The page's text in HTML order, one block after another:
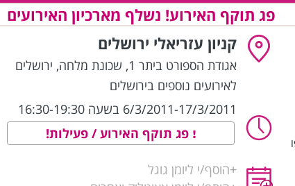
פג תוקף האירוע! נשלף מארכיון האירועים
קניון עזריאלי ירושלים
אגודת הספורט ביתר 1, שכונת מלחה , ירושלים
לאירועים נוספים בירושלים
6/3/2011-17/3/2011 בשעה 16:30-19:30
פג תוקף האירוע / פעילות!
+הוסף/י ליומן גוגל